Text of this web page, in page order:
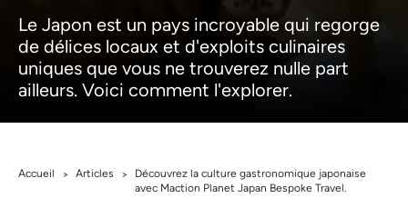
Le Japon est un pays incroyable qui regorge
de délices locaux et d'exploits culinaires
uniques que vous ne trouverez nulle part
ailleurs. Voici comment l'explorer.
Accueil > Articles >
Découvrez la culture gastronomique japonaise
avec Maction Planet Japan Bespoke Travel.